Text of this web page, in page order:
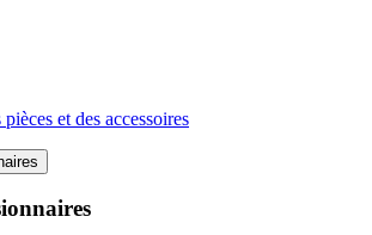
et des accessoires